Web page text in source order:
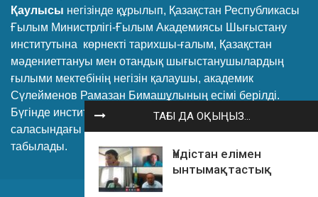
ТАҒЫ ДА ОҚЫҢЫЗ...
Үндістан елімен
ынтымақтастық
Қаулысы негізінде құрылып, Қазақстан Республикасы
Ғылым Министрлігі-Ғылым Академиясы Шығыстану
институтына көрнекті тарихшы-ғалым, Қазақстан
мәдениеттануы мен отандық шығыстанушылардың
ғылыми мектебінің негізін қалаушы, академик
Сүлейменов Рамазан Бимашұлының есімі берілді.
Бүгінде институт Қазақстанның шығыстану
саласындағы ірі ғылыми-зерттеу орталығы болып
табылады.